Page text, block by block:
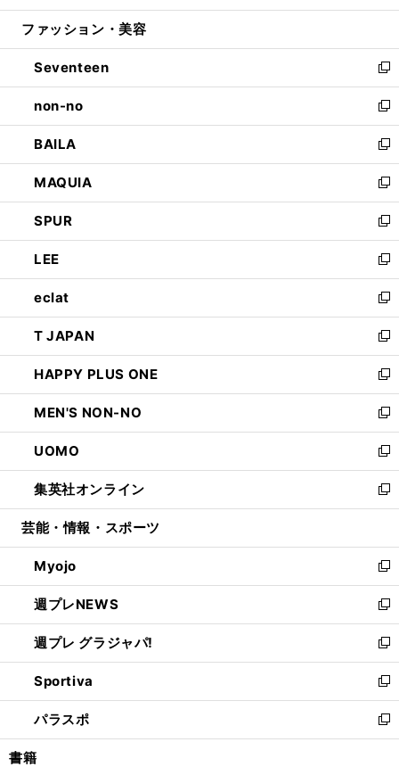
開
ウ
開
く
ン
ウ
で
開
く
ウ
ン
ド
ウ
で
開
く
ファッション・美容
Seventeen
新
し
い
ウ
ィ
ン
ド
ウ
で
開
く
non-no
新
し
い
ウ
ィ
ン
ド
ウ
で
開
く
BAILA
新
し
い
ウ
ィ
ン
ド
ウ
で
開
く
MAQUIA
新
し
い
ウ
ィ
ン
ド
ウ
で
開
く
SPUR
新
し
い
ウ
ィ
ン
ド
ウ
で
開
く
LEE
新
し
い
ウ
ィ
ン
ド
ウ
で
開
く
eclat
新
し
い
ウ
ィ
ン
ド
ウ
で
開
く
T JAPAN
新
し
い
ウ
ィ
ン
ド
ウ
で
開
HAPPY PLUS ONE
新
し
い
ウ
ィ
ン
ド
ウ
開
く
MEN'S NON-NO
新
し
い
ウ
ィ
ン
ウ
で
開
く
UOMO
新
し
い
ウ
ン
ド
ウ
で
開
く
集英社オンライン
新
し
ウ
ィ
ン
ド
ウ
で
開
く
芸能・情報・スポーツ
Myojo
新
し
い
ウ
ィ
ン
ド
ウ
で
開
週プレNEWS
新
し
い
ウ
ィ
ン
ド
ウ
週プレ グラジャパ!
新
し
い
ウ
ィ
ン
Sportiva
新
し
い
ウ
パラスポ
新
し
書籍